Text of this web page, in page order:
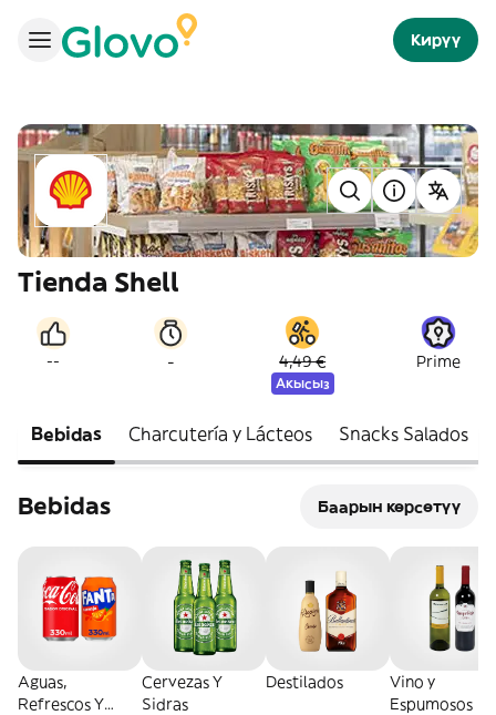
Кирүү
Tienda Shell
-- - 4,49 €
Акысыз
Prime
Bebidas Charcutería y Lácteos Snacks Salados
Bebidas Баарын көрсөтүү
Aguas,
Refrescos Y
Cervezas Y
Sidras
Destilados
Vino y
Espumosos